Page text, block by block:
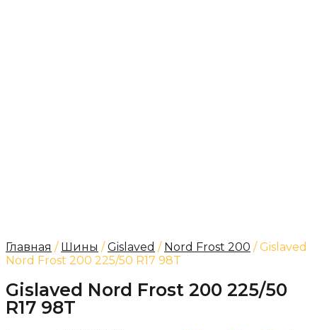
Главная / Шины /Gislaved / Nord Frost 200 / Gislaved
Nord Frost 200 225/50 R17 98T
Gislaved Nord Frost 200 225/50
R17 98T